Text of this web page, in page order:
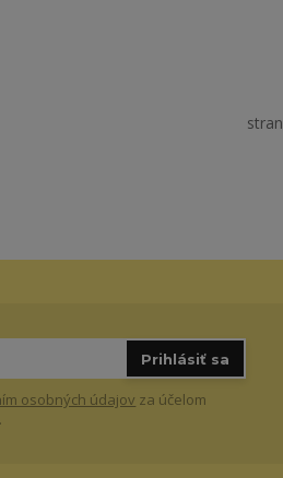
Prihlásiť sa
osobných údajov za účelom